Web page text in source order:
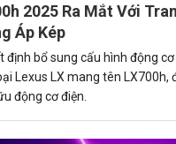
2025 Ra Mắt Với
Áp Kép
định bổ sung cấu hình động
Lexus LX mang tên LX700h,
động cơ điện.